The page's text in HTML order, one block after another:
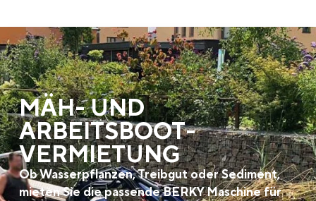
MÄH- UND
ARBEITSBOOT­
VERMIETUNG
Ob Wasserpflanzen, Treibgut oder Sediment,
mieten Sie die passende BERKY Maschine für